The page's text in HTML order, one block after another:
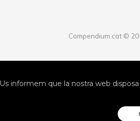
Compendium.cat ©
Us informem que la nostra web